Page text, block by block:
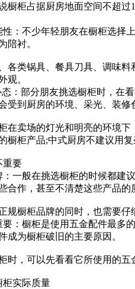
橱柜占据厨房地面空间不超过
性：不少年轻朋友在橱柜选择
陪衬。
各类锅具、餐具刀具、调味
观。
态：部分朋友挑选橱柜时，在
受到厨房的环境、采光、装修
在卖场的灯光和明亮的环境
橱柜产品;中式厨房不建议用复
重要
一般在挑选橱柜的时候都建
合作，甚至不清楚这些产品的
规橱柜品牌的同时，也需要
要：橱柜是使用五金配件最多
成为橱柜破旧的主要原因。
时，可以先看看它所使用的
柜实际质量